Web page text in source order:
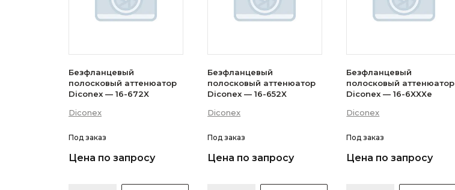
Безфланцевый
полосковый аттенюатор
Diconex — 16-672X
Diconex
Под заказ
Цена по запросу
Безфланцевый
полосковый аттенюатор
Diconex — 16-652X
Diconex
Под заказ
Цена по запросу
Безфланцевый
полосковый аттенюатор
Diconex — 16-6XXXe
Diconex
Под заказ
Цена по запросу